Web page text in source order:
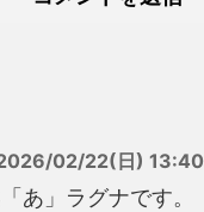
02/22(日) 13:40
あ」ラグナです。